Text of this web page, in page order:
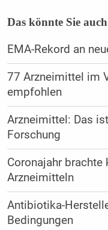
Das könnte Sie
EMA-Rekord an
77 Arzneimittel im
empfohlen
Arzneimittel: Das
Forschung
Coronajahr
Arzneimitteln
Antibiotika-
Bedingungen